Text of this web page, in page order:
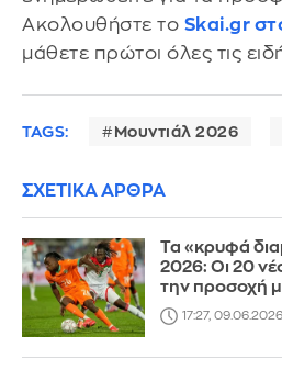
Ακολουθήστε το Skai.gr
μάθετε πρώτοι όλες τις
TAGS: Μουντιάλ 2026
ΣΧΕΤΙΚΑ ΑΡΘΡΑ
Τα «κρυφά
2026: Οι 20
την προσοχή
17:27, 09.06.2026